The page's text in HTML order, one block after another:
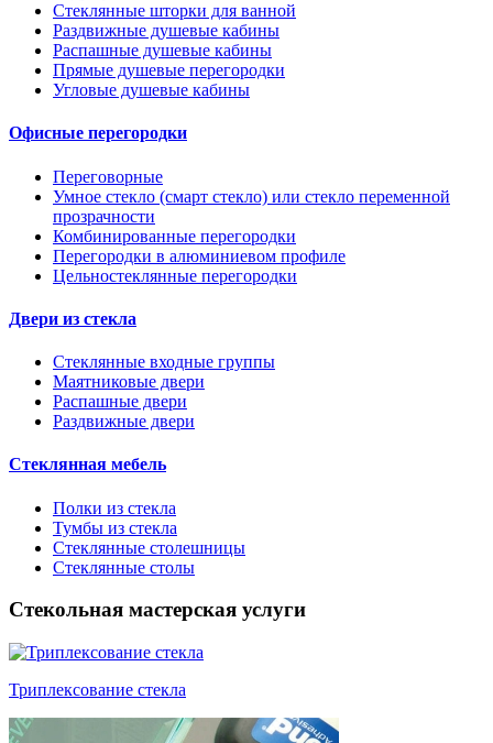
Стеклянные шторки для ванной
Раздвижные душевые кабины
Распашные душевые кабины
Прямые душевые перегородки
Угловые душевые кабины
Офисные перегородки
Переговорные
Умное стекло (смарт стекло) или стекло переменной
прозрачности
Комбинированные перегородки
Перегородки в алюминиевом профиле
Цельностеклянные перегородки
Двери из стекла
Стеклянные входные группы
Маятниковые двери
Распашные двери
Раздвижные двери
Стеклянная мебель
Полки из стекла
Тумбы из стекла
Стеклянные столешницы
Стеклянные столы
Стекольная мастерская услуги
Триплексование стекла